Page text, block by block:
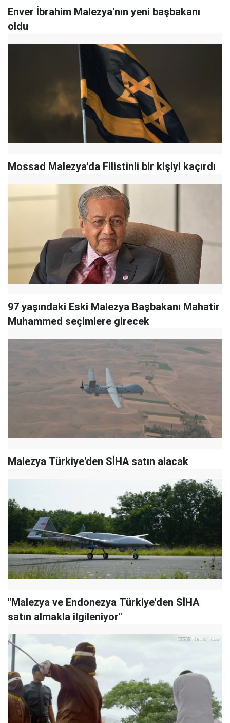
Enver İbrahim Malezya'nın yeni başbakanı
oldu
Mossad Malezya'da Filistinli bir kişiyi kaçırdı
97 yaşındaki Eski Malezya Başbakanı Mahatir
Muhammed seçimlere girecek
Malezya Türkiye'den SİHA satın alacak
"Malezya ve Endonezya Türkiye'den SİHA
satın almakla ilgileniyor"